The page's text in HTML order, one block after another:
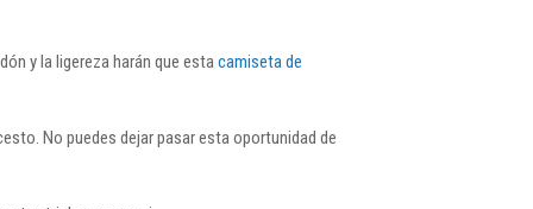
y la ligereza harán que estacamiseta de
No puedes dejar pasar esta oportunidad de